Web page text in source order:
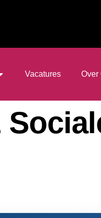
Vacatures Over